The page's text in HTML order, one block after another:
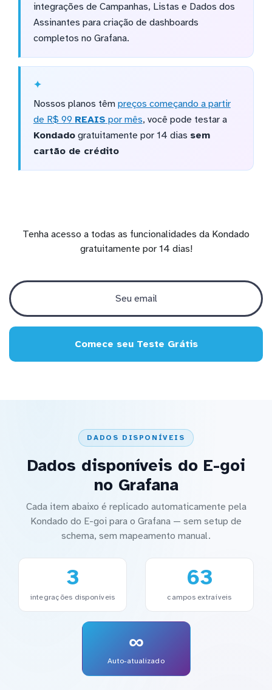
integrações de Campanhas, Listas e Dados dos
Assinantes para criação de dashboards
completos no Grafana.
Nossos planos têm preços começando a partir
de R$ 99 REAIS por mês, você pode testar a
Kondadogratuitamente por 14 dias sem
cartão de crédito
Tenha acesso a todas as funcionalidades da Kondado
gratuitamente por 14 dias!
Comece seu Teste Grátis
DADOS DISPONÍVEIS
Dados disponíveis do E-goi
no Grafana
Cada item abaixo é replicado automaticamente pela
Kondado do E-goi para o Grafana — sem setup de
schema, sem mapeamento manual.
3
integrações disponíveis
63
campos extraíveis
∞
Auto-atualizado